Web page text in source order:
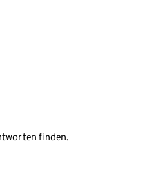
finden.